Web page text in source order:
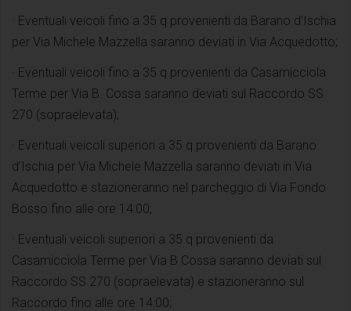
· Eventuali veicoli fino a 35 q provenienti da Barano d’Ischia
per Via Michele Mazzella saranno deviati in Via Acquedotto;
· Eventuali veicoli fino a 35 q provenienti da Casamicciola
Terme per Via B. Cossa saranno deviati sul Raccordo SS
270 (sopraelevata);
· Eventuali veicoli superiori a 35 q provenienti da Barano
d’Ischia per Via Michele Mazzella saranno deviati in Via
Acquedotto e stazioneranno nel parcheggio di Via Fondo
Bosso fino alle ore 14:00;
· Eventuali veicoli superiori a 35 q provenienti da
Casamicciola Terme per Via B Cossa saranno deviati sul
Raccordo SS 270 (sopraelevata) e stazioneranno sul
Raccordo fino alle ore 14:00;